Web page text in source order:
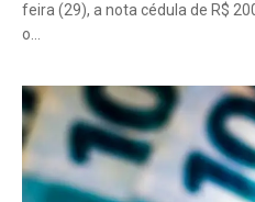
feira (29), a nota cédula de R$
o…